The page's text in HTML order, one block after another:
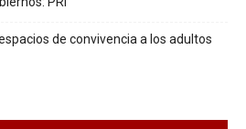
de convivencia a los adultos